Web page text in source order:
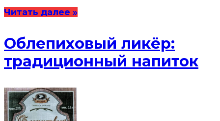
Читать далее »
Облепиховый ликёр:
традиционный напиток